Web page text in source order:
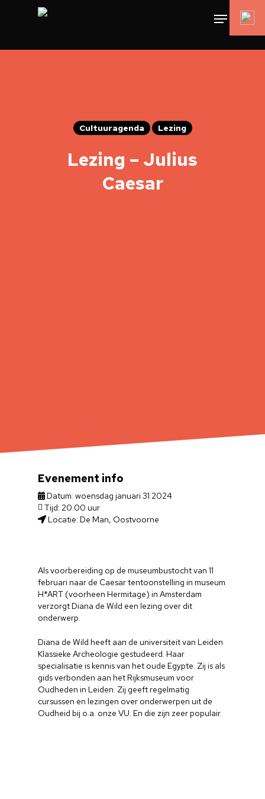
Cultuuragenda Lezing
Lezing – Julius
Caesar
Als voorbereiding op de museumbustocht van 11
februari naar de Caesar tentoonstelling in museum
H*ART (voorheen Hermitage) in Amsterdam
verzorgt Diana de Wild een lezing over dit
onderwerp.
Diana de Wild heeft aan de universiteit van Leiden
Klassieke Archeologie gestudeerd. Haar
specialisatie is kennis van het oude Egypte. Zij is als
gids verbonden aan het Rijksmuseum voor
Oudheden in Leiden. Zij geeft regelmatig
cursussen en lezingen over onderwerpen uit de
Oudheid bij o.a. onze VU. En die zijn zeer populair.
Evenement info
Datum: woensdag januari 31 2024
Tijd: 20.00 uur
Locatie: De Man, Oostvoorne